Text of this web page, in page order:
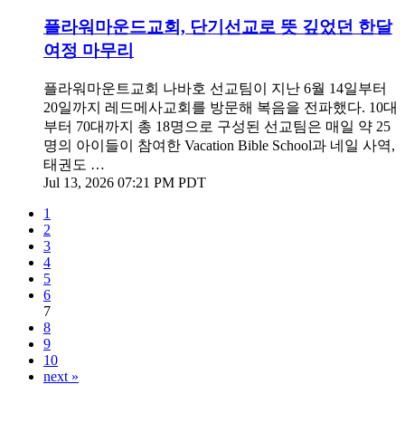
플라워마운드교회, 단기선교로 뜻 깊었던 한달
여정 마무리
플라워마운트교회 나바호 선교팀이 지난 6월 14일부터
20일까지 레드메사교회를 방문해 복음을 전파했다. 10대
부터 70대까지 총 18명으로 구성된 선교팀은 매일 약 25
명의 아이들이 참여한 Vacation Bible School과 네일 사역,
태권도 …
Jul 13, 2026 07:21 PM PDT
1
2
3
4
5
6
7
8
9
10
next »